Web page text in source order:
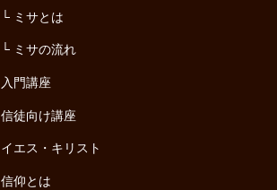
ミサとは
ミサの流れ
入門講座
信徒向け講座
イエス・キリスト
信仰とは